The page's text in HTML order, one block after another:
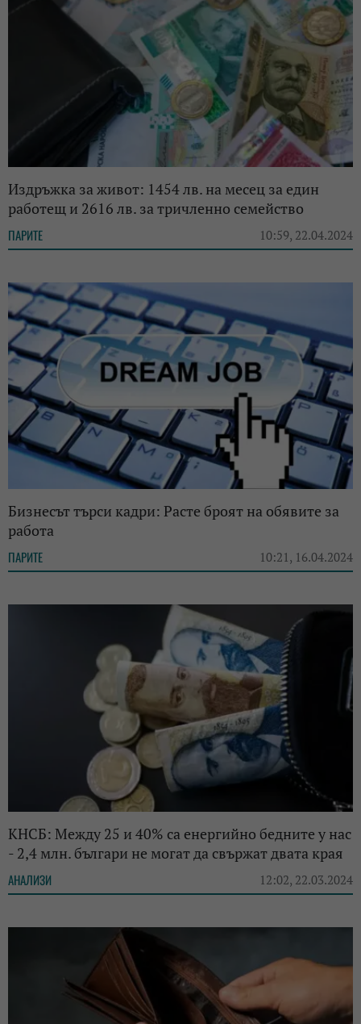
Издръжка за живот: 1454 лв. на месец за един
работещ и 2616 лв. за тричленно семействo
ПАРИТЕ 10:59, 22.04.2024
Бизнесът търси кадри: Расте броят на обявите за
работа
ПАРИТЕ 10:21, 16.04.2024
КНСБ: Между 25 и 40% са енергийно бедните у нас
- 2,4 млн. българи не могат да свържат двата края
АНАЛИЗИ 12:02, 22.03.2024